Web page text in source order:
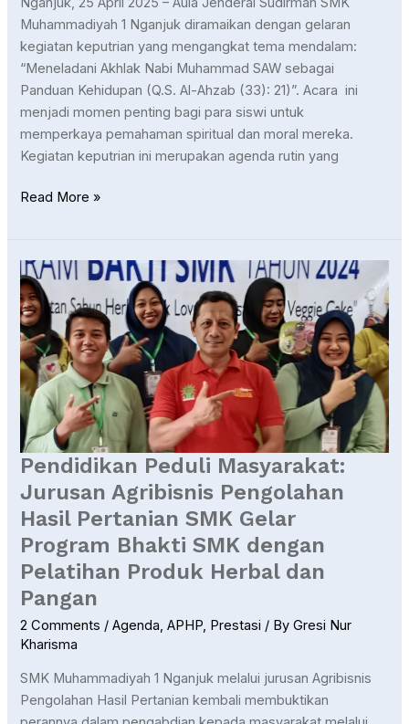
Muhammadiyah 1 Nganjuk diramaikan dengan gelaran
kegiatan keputrian yang mengangkat tema mendalam:
“Meneladani Akhlak Nabi Muhammad SAW sebagai
Panduan Kehidupan (Q.S. Al-Ahzab (33): 21)”. Acara ini
menjadi momen penting bagi para siswi untuk
memperkaya pemahaman spiritual dan moral mereka.
Kegiatan keputrian ini merupakan agenda rutin yang
Read More »
Pendidikan Peduli Masyarakat:
Jurusan Agribisnis Pengolahan
Hasil Pertanian SMK Gelar
Program Bhakti SMK dengan
Pelatihan Produk Herbal dan
Pangan
2 Comments /Agenda ,APHP Prestasi / ByGresi Nur
Kharisma
SMK Muhammadiyah 1 Nganjuk melalui jurusan Agribisnis
Pengolahan Hasil Pertanian kembali membuktikan
Pendidikan
Peduli
Masyarakat:
Jurusan
Agribisnis
Pengolahan
Hasil
Pertanian
SMK
Gelar
Program
Bhakti
dengan
Pelatihan
Produk
Herbal
dan